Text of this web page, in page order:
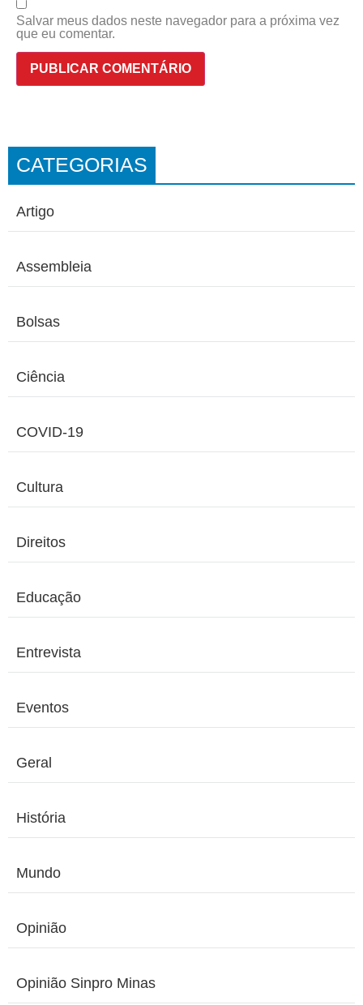
Salvar meus dados neste navegador para a próxima vez
que eu comentar.
CATEGORIAS
Artigo
Assembleia
Bolsas
Ciência
COVID-19
Cultura
Direitos
Educação
Entrevista
Eventos
Geral
História
Mundo
Opinião
Opinião Sinpro Minas